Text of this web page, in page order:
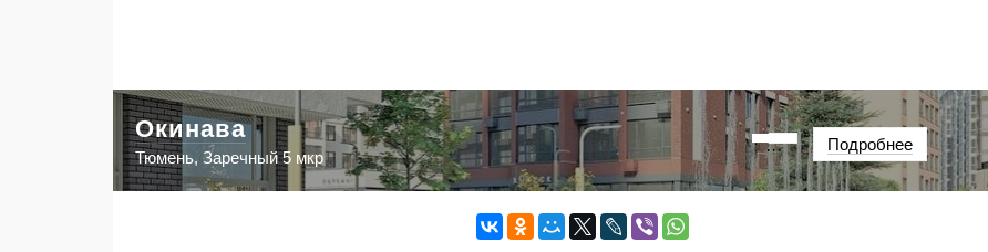
Окинава
Тюмень, Заречный 5 мкр ··· Подробнее